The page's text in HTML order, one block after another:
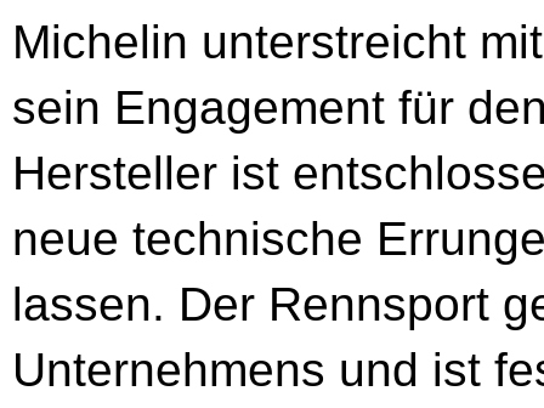
Michelin unterstreicht
sein Engagement für
Hersteller ist
neue technische
lassen. Der Rennsport
Unternehmens und ist